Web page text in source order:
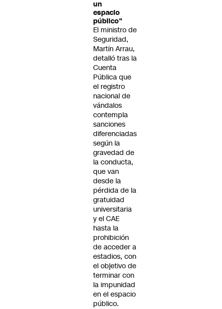
un
espacio
público"
El ministro de
Seguridad,
Martín Arrau,
detalló tras la
Cuenta
Pública que
el registro
nacional de
vándalos
contempla
sanciones
diferenciadas
según la
gravedad de
la conducta,
que van
desde la
pérdida de la
gratuidad
universitaria
y el CAE
hasta la
prohibición
de acceder a
estadios, con
el objetivo de
terminar con
la impunidad
en el espacio
público.